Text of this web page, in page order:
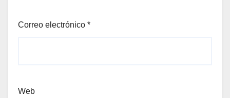
Correo electrónico *
Web